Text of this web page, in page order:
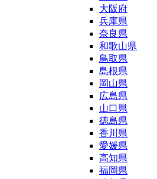
大阪府
兵庫県
奈良県
和歌山県
鳥取県
島根県
岡山県
広島県
山口県
徳島県
香川県
愛媛県
高知県
福岡県